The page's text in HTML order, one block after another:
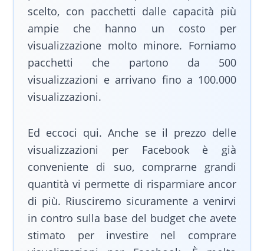
scelto, con pacchetti dalle capacità più
ampie che hanno un costo per
visualizzazione molto minore. Forniamo
pacchetti che partono da 500
visualizzazioni e arrivano fino a 100.000
visualizzazioni.
Ed eccoci qui. Anche se il prezzo delle
visualizzazioni per Facebook è già
conveniente di suo, comprarne grandi
quantità vi permette di risparmiare ancor
di più. Riusciremo sicuramente a venirvi
in contro sulla base del budget che avete
stimato per investire nel comprare